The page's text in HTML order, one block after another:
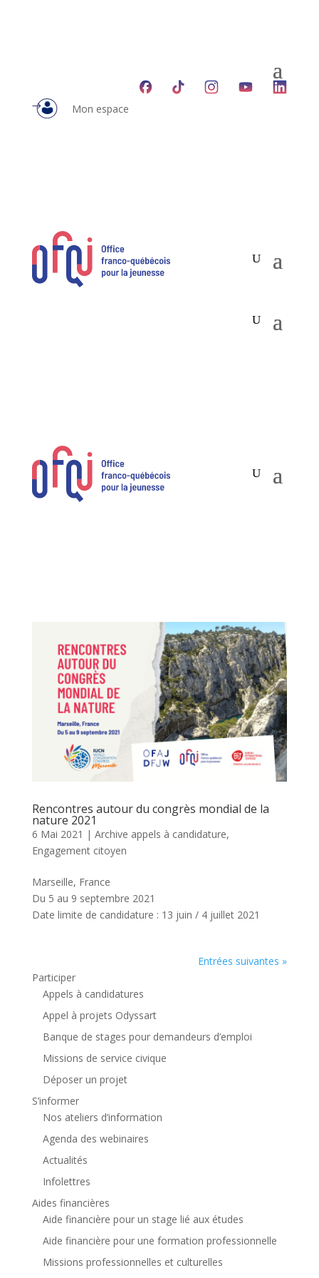
Mon espace
Rencontres autour du congrès mondial de la
nature 2021
6 Mai 2021 | Archive appels à candidature,
Engagement citoyen
Marseille, France
Du 5 au 9 septembre 2021
Date limite de candidature : 13 juin / 4 juillet 2021
Entrées suivantes »
Participer
Appels à candidatures
Appel à projets Odyssart
Banque de stages pour demandeurs d’emploi
Missions de service civique
Déposer un projet
S’informer
Nos ateliers d’information
Agenda des webinaires
Actualités
Infolettres
Aides financières
Aide financière pour un stage lié aux études
Aide financière pour une formation professionnelle
Missions professionnelles et culturelles